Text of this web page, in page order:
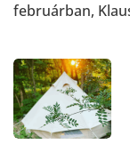
februárban,